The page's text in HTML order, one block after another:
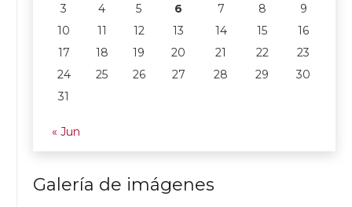
3
4 5 6 7 8
9
10
11 12 13 14 15
16
17
18 19 20 21 22
23
24
25 26 27 28 29
30
31
« Jun
Galería de imágenes